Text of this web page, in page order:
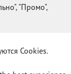
"Промо",
Cookies.